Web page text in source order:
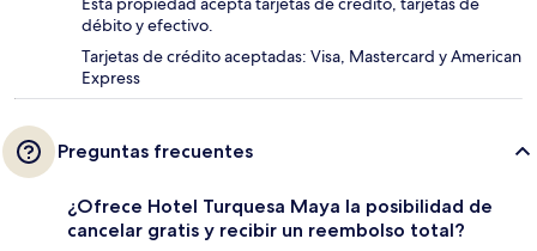
débito y efectivo.
Tarjetas de crédito aceptadas: Visa, Mastercard y American
Express
Preguntas frecuentes
¿Ofrece Hotel Turquesa Maya la posibilidad de
cancelar gratis y recibir un reembolso total?